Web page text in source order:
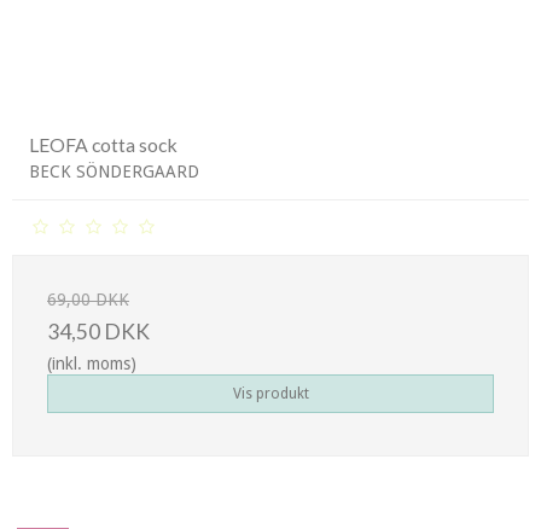
LEOFA cotta sock
BECK SÖNDERGAARD
69,00 DKK
34,50 DKK
(inkl. moms)
Vis produkt